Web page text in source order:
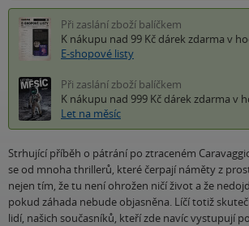
Při zaslání zboží balíčkem
K nákupu nad 99 Kč dárek zdarma v
E-shopové listy
Při zaslání zboží balíčkem
K nákupu nad 999 Kč dárek zdarma v
Let na měsíc
Strhující příběh o pátrání po ztraceném
se od mnoha thrillerů, které čerpají náměty z
nejen tím, že tu není ohrožen ničí život a že
pokud záhada nebude objasněna. Líčí totiž
lidí, našich současníků, kteří zde navíc vystupují